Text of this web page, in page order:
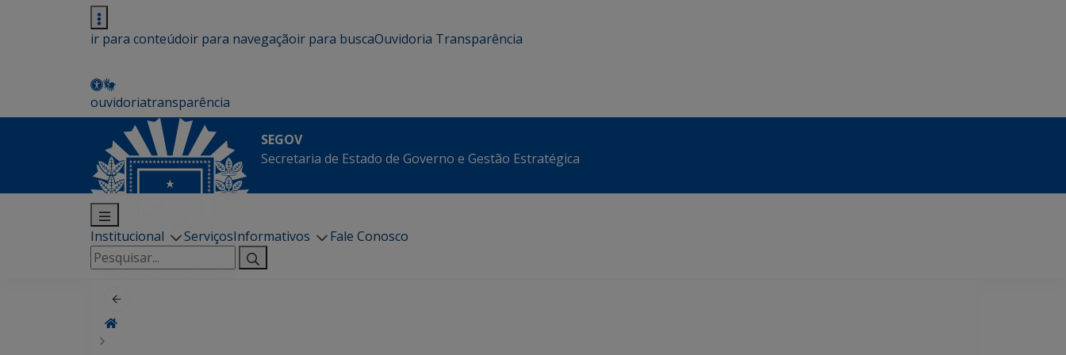
ir para conteúdoir para navegaçãoir para buscaOuvidoria Transparência
ouvidoriatransparência
SEGOV
Secretaria de Estado de Governo e Gestão Estratégica
Institucional ServiçosInformativos
Fale Conosco
Pesquisar
por: